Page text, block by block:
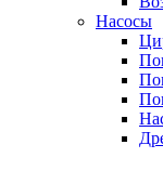
Насосы